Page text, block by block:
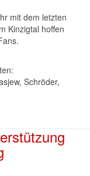
mit dem letzten
Kinzigtal hoffen
Schröder,